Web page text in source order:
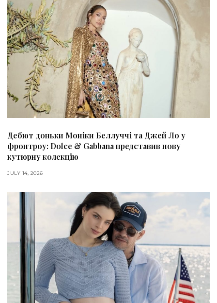
Дебют доньки Моніки Беллуччі та Джей Ло у
фронтроу: Dolce & Gabbana представив нову
кутюрну колекцію
JULY 14, 2026